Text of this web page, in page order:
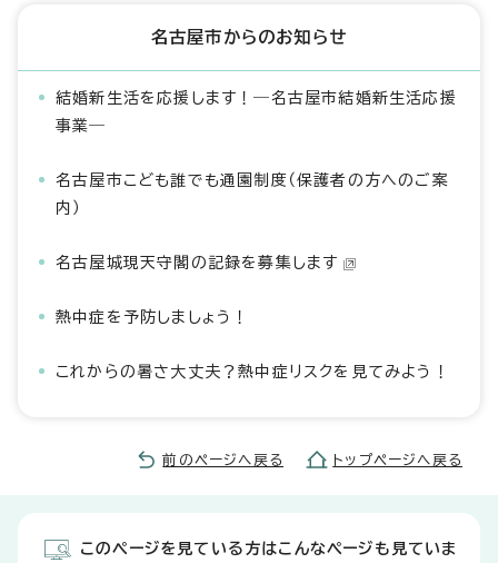
名古屋市からのお知らせ
結婚新生活を応援します！―名古屋市結婚新生活応援
事業―
名古屋市こども誰でも通園制度（保護者の方へのご案
内）
名古屋城現天守閣の記録を募集します
熱中症を予防しましょう！
これからの暑さ大丈夫？熱中症リスクを見てみよう！
前のページへ戻る トップページへ戻る
このページを見ている方はこんなページも見ていま